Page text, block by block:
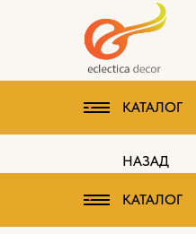
КАТАЛОГ
НАЗАД
КАТАЛОГ